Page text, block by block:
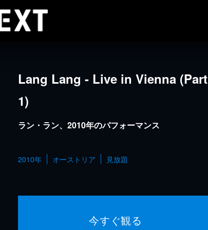
Lang Lang - Live in Vienna (Part
1)
ラン・ラン、2010年のパフォーマンス
2010年 オーストリア 見放題
今すぐ観る